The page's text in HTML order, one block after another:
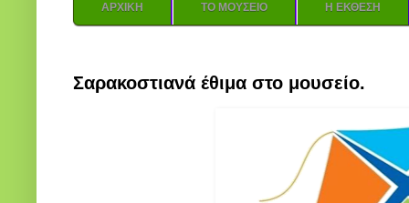
ΑΡΧΙΚΗ ΤΟ ΜΟΥΣΕΙΟ H ΕΚΘΕΣΗ
Σαρακοστιανά έθιμα στο μουσείο.